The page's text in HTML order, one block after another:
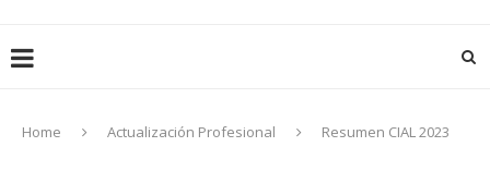
Home Actualización Profesional Resumen CIAL 2023